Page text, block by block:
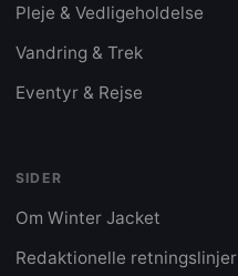
Pleje & Vedligeholdelse
Vandring & Trek
Eventyr & Rejse
SIDER
Om Winter Jacket
Redaktionelle retningslinjer